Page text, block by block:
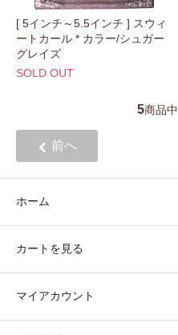
[ 5インチ～5.5インチ ] スウィ
ートカール * カラー/シュガー
グレイズ
SOLD OUT
5商品中
前へ
ホーム
カートを見る
マイアカウント